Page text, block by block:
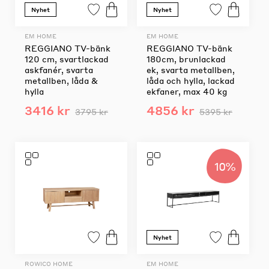
Nyhet
EM HOME
REGGIANO TV-bänk
120 cm, svartlackad
askfanér, svarta
metallben, låda &
hylla
3416 kr 3795 kr
Nyhet
EM HOME
REGGIANO TV-bänk
180cm, brunlackad
ek, svarta metallben,
låda och hylla, lackad
ekfaner, max 40 kg
4856 kr 5395 kr
ROWICO HOME
10%
Nyhet
EM HOME